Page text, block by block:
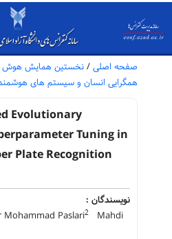
صفحه اصلی / نخستین همایش هوش
همگرایی انسان و سیستم های
Evolutionary
Tuning in
Plate Recognition
نویسندگان :
Mohammad Paslari2
Mahdi